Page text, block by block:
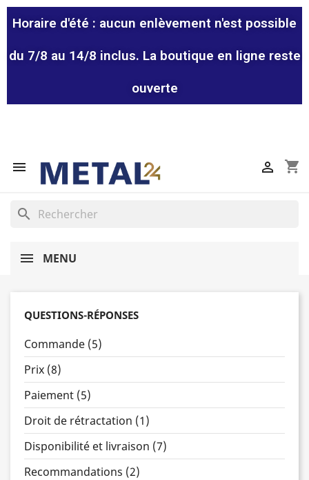
Horaire d'été : aucun enlèvement n'est possible
du 7/8 au 14/8 inclus. La boutique en ligne reste
ouverte
 shopping_cart

search
MENU
QUESTIONS-RÉPONSES
Commande (5)
Prix (8)
Paiement (5)
Droit de rétractation (1)
Disponibilité et livraison (7)
Recommandations (2)